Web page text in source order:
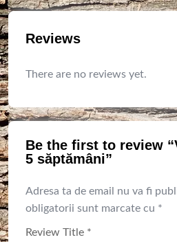
Reviews
There are no reviews yet.
Be the first to review
5 săptămâni”
Adresa ta de email nu va fi
obligatorii sunt marcate cu *
Review Title *